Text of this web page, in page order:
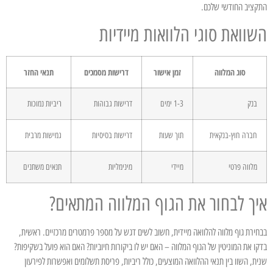
התקציב החודשי שלכם.
השוואת סוגי הלוואות מיידיות
סוג המלווה זמן אישור דרישות מסמכים תנאי החזר
בנק 1-3 ימים דרישות גבוהות ריביות נמוכות
חברה חוץ-בנקאית תוך שעות דרישות בסיסיות גמישות מרבית
מלווה פרטי מיידי מינימליות תנאים משתנים
איך לבחור את הגוף המלווה המתאים?
בבחירת גוף מלווה להלוואה מיידית, חשוב לשים דגש על מספר פרמטרים מרכזיים. ראשית,
בדקו את המוניטין של הגוף המלווה – האם יש לו ביקורות חיוביות? האם הוא פועל בשקיפות?
שנית, השוו בין תנאי ההלוואה המוצעים, כולל ריביות, פריסת תשלומים ואפשרות לפירעון